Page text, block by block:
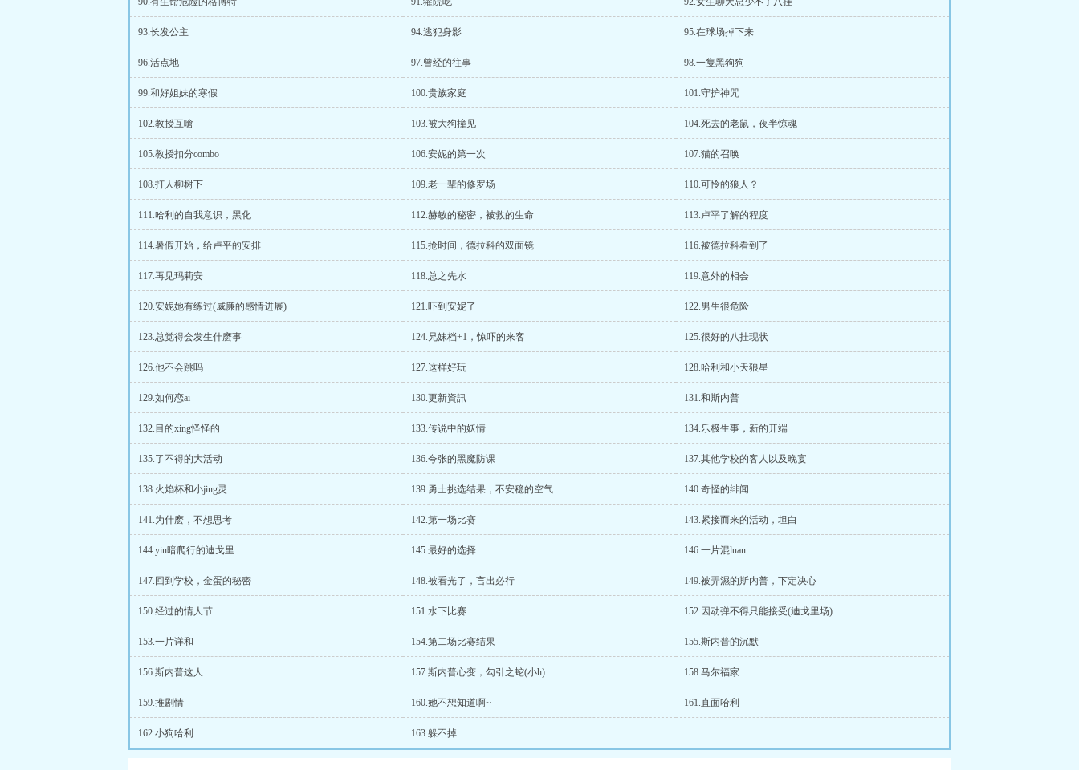
93.长发公主 94.逃犯身影 95.在球场掉下来
96.活点地 97.曾经的往事 98.一隻黑狗狗
99.和好姐妹的寒假 100.贵族家庭 101.守护神咒
102.教授互嗆 103.被大狗撞见 104.死去的老鼠，夜半惊魂
105.教授扣分combo 106.安妮的第一次 107.猫的召唤
108.打人柳树下 109.老一辈的修罗场 110.可怜的狼人？
111.哈利的自我意识，黑化 112.赫敏的秘密，被救的生命 113.卢平了解的程度
114.暑假开始，给卢平的安排 115.抢时间，德拉科的双面镜 116.被德拉科看到了
117.再见玛莉安 118.总之先水 119.意外的相会
120.安妮她有练过(威廉的感情进展) 121.吓到安妮了 122.男生很危险
123.总觉得会发生什麽事 124.兄妹档+1，惊吓的来客 125.很好的八挂现状
126.他不会跳吗 127.这样好玩 128.哈利和小天狼星
129.如何恋ai 130.更新資訊 131.和斯内普
132.目的xing怪怪的 133.传说中的妖情 134.乐极生事，新的开端
135.了不得的大活动 136.夸张的黑魔防课 137.其他学校的客人以及晚宴
138.火焰杯和小jing灵 139.勇士挑选结果，不安稳的空气 140.奇怪的绯闻
141.为什麽，不想思考 142.第一场比赛 143.紧接而来的活动，坦白
144.yin暗爬行的迪戈里 145.最好的选择 146.一片混luan
147.回到学校，金蛋的秘密 148.被看光了，言出必行 149.被弄濕的斯内普，下定决心
150.经过的情人节 151.水下比赛 152.因动弹不得只能接受(迪戈里场)
153.一片详和 154.第二场比赛结果 155.斯内普的沉默
156.斯内普这人 157.斯内普心变，勾引之蛇(小h) 158.马尔福家
159.推剧情 160.她不想知道啊~ 161.直面哈利
162.小狗哈利 163.躲不掉